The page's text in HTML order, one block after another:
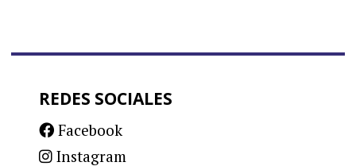
REDES SOCIALES
Facebook
Instagram